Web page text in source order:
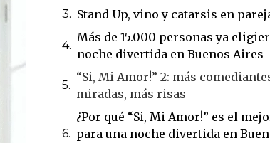
Stand Up, vino y catarsis en
Más de 15.000 personas ya
noche divertida en Buenos Aires
“Si, Mi Amor!” 2: más
miradas, más risas
¿Por qué “Si, Mi Amor!” es el
para una noche divertida en